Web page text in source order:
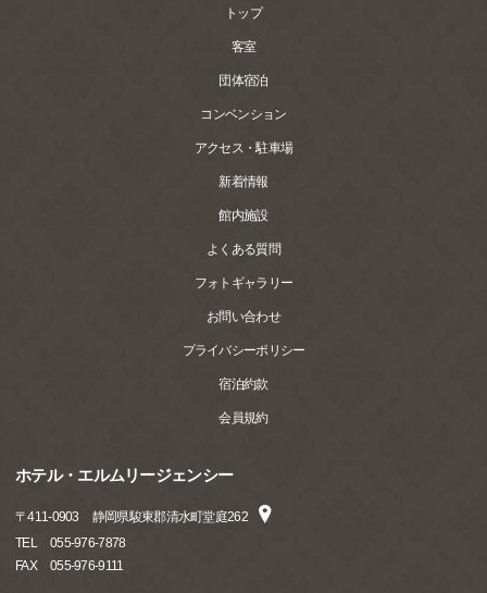
トップ
客室
団体宿泊
コンベンション
アクセス・駐車場
新着情報
館内施設
よくある質問
フォトギャラリー
お問い合わせ
プライバシーポリシー
宿泊約款
会員規約
ホテル・エルムリージェンシー
〒411-0903
静岡県駿東郡清水町堂庭262
TEL
055-976-7878
FAX
055-976-9111